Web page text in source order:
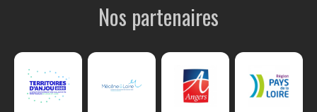
Nos partenaires